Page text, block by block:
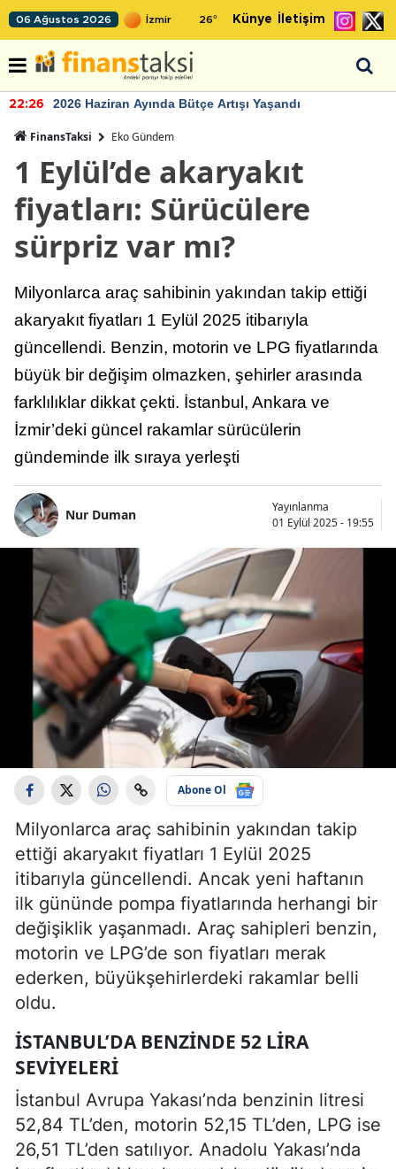
06 Ağustos 2026 26° Künye İletişim
22:26 2026 Haziran Ayında Bütçe Artışı Yaşandı
FinansTaksi Eko Gündem
1 Eylül’de akaryakıt
fiyatları: Sürücülere
sürpriz var mı?
Milyonlarca araç sahibinin yakından takip ettiği
akaryakıt fiyatları 1 Eylül 2025 itibarıyla
güncellendi. Benzin, motorin ve LPG fiyatlarında
büyük bir değişim olmazken, şehirler arasında
farklılıklar dikkat çekti. İstanbul, Ankara ve
İzmir’deki güncel rakamlar sürücülerin
gündeminde ilk sıraya yerleşti
Nur Duman
Yayınlanma
01 Eylül 2025 - 19:55
Abone Ol
Milyonlarca araç sahibinin yakından takip
ettiği akaryakıt fiyatları 1 Eylül 2025
itibarıyla güncellendi. Ancak yeni haftanın
ilk gününde pompa fiyatlarında herhangi bir
değişiklik yaşanmadı. Araç sahipleri benzin,
motorin ve LPG’de son fiyatları merak
ederken, büyükşehirlerdeki rakamlar belli
oldu.
İSTANBUL’DA BENZINDE 52 LIRA
SEVIYELERI
İstanbul Avrupa Yakası’nda benzinin litresi
52,84 TL’den, motorin 52,15 TL’den, LPG ise
26,51 TL’den satılıyor. Anadolu Yakası’nda